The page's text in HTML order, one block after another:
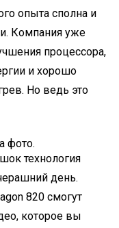
опыта сполна и
Компания уже
процессора,
и хорошо
Но ведь это
фото.
технология
день.
820 смогут
которое вы